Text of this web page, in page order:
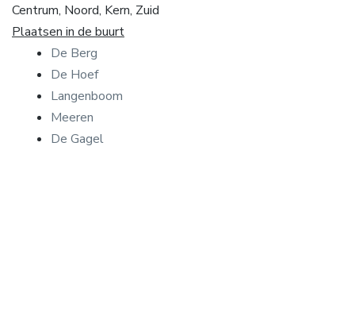
Centrum, Noord, Kern, Zuid
Plaatsen in de buurt
De Berg
De Hoef
Langenboom
Meeren
De Gagel